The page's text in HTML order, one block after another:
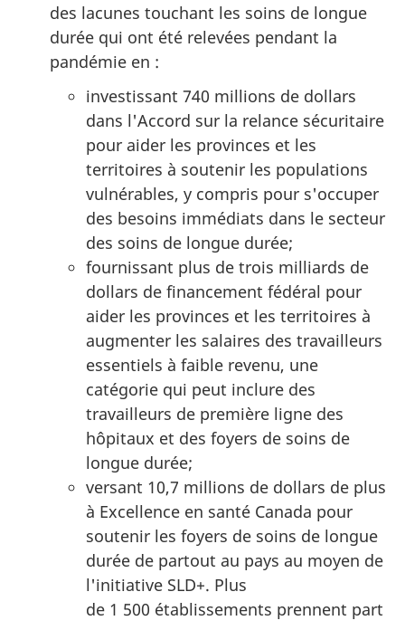
des lacunes touchant les soins de longue
durée qui ont été relevées pendant la
pandémie en :
investissant 740 millions de dollars
dans l'Accord sur la relance sécuritaire
pour aider les provinces et les
territoires à soutenir les populations
vulnérables, y compris pour s'occuper
des besoins immédiats dans le secteur
des soins de longue durée;
fournissant plus de trois milliards de
dollars de financement fédéral pour
aider les provinces et les territoires à
augmenter les salaires des travailleurs
essentiels à faible revenu, une
catégorie qui peut inclure des
travailleurs de première ligne des
hôpitaux et des foyers de soins de
longue durée;
versant 10,7 millions de dollars de plus
à Excellence en santé Canada pour
soutenir les foyers de soins de longue
durée de partout au pays au moyen de
l'initiative SLD+. Plus
de 1 500 établissements prennent part